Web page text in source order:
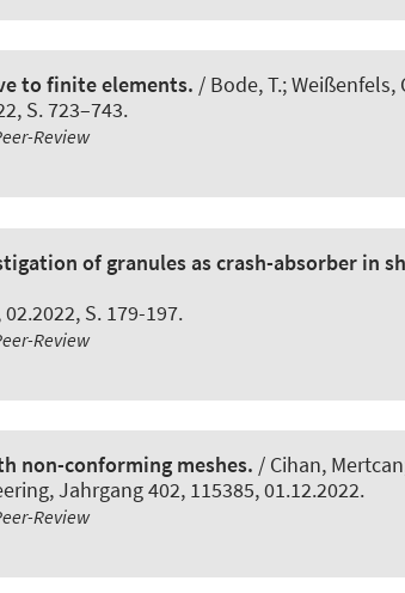
to finite elements. / Bode, T.; Weißenfels,
S. 723–743.
Review
of granules as crash-absorber in
S. 179-197.
Review
non-conforming meshes. / Cihan,
, Jahrgang 402, 115385, 01.12.2022.
Review